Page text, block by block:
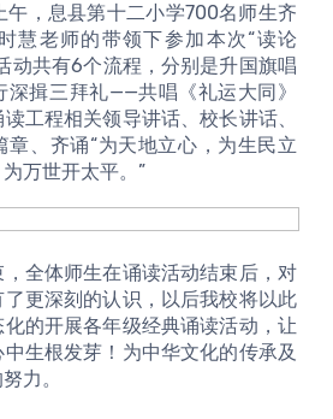
慧老师的带领下参加本次“读论
动共有6个流程，分别是升国旗唱
深揖三拜礼——共唱《礼运大同》
工程相关领导讲话、校长讲话、
章、齐诵“为天地立心，为生民立
万世开太平。”
更深刻的认识，以后我校将以此
的开展各年级经典诵读活动，让
生根发芽！为中华文化的传承及
力。